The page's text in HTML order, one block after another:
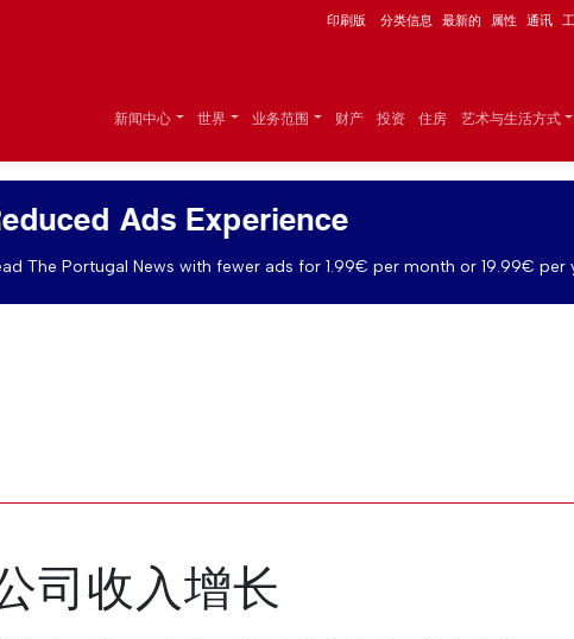
印刷版 分类信息 最新的 属性 通讯
新闻中心 世界 业务范围 财产 投资 住房 艺术与生活方式
Ads Experience
The Portugal News with fewer ads for 1.99€ per month or 19.99€ per
司收入增长